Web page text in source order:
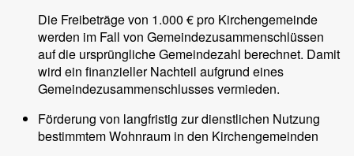
Die Freibeträge von 1.000 € pro Kirchengemeinde
werden im Fall von Gemeindezusammenschlüssen
auf die ursprüngliche Gemeindezahl berechnet. Damit
wird ein finanzieller Nachteil aufgrund eines
Gemeindezusammenschlusses vermieden.
Förderung von langfristig zur dienstlichen Nutzung
bestimmtem Wohnraum in den Kirchengemeinden